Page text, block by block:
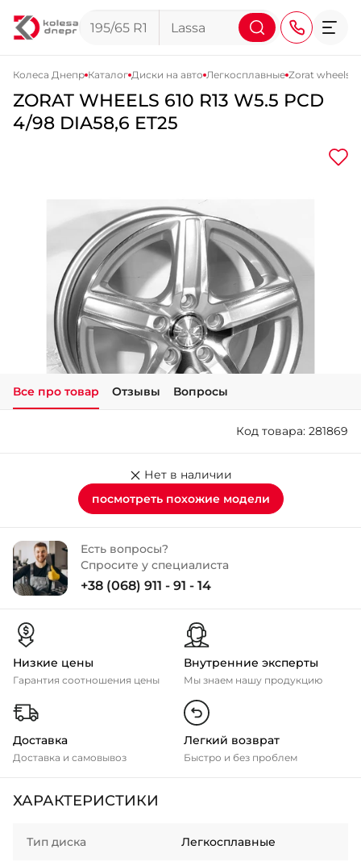
+38 (067) 911-14-14
- на Щепкина
+38 (098) 911-911-0
- на Тополе
+38 (098) 911-911-4
- на Калиновой
+38 (077) 7-184-184
- Донецкое шоссе
+38 (050)-911-911-2
+38 (099)-643-33-77
+38 (068)-923-74-19
- Калиновая
Колеса Днепр Каталог Диски на авто Легкосплавные Zorat wheels
ZORAT WHEELS 610 R13 W5.5 PCD
4/98 DIA58,6 ET25
Все про товар Отзывы Вопросы
Код товара: 281869
Нет в наличии
посмотреть похожие модели
Есть вопросы?
Спросите у специалиста
+38 (068) 911 - 91 - 14
Низкие цены
Гарантия соотношения цены
Внутренние эксперты
Мы знаем нашу продукцию
Доставка
Доставка и самовывоз
Легкий возврат
Быстро и без проблем
ХАРАКТЕРИСТИКИ
Тип диска Легкосплавные